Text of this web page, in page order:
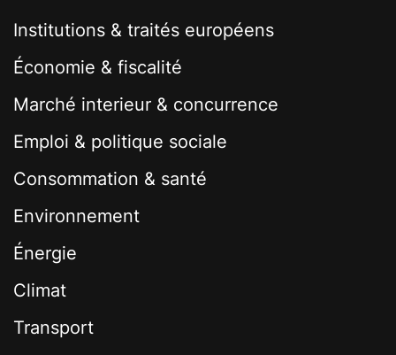
Institutions & traités européens
Économie & fiscalité
Marché interieur & concurrence
Emploi & politique sociale
Consommation & santé
Environnement
Énergie
Climat
Transport